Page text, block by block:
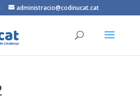
administracio@codinucat.cat